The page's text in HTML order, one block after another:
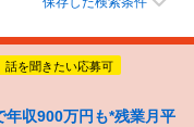
話を聞きたい応募可
年収900万円も*残業月平